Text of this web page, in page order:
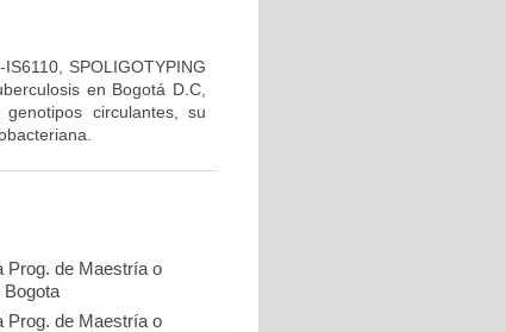
SPOLIGOTYPING
en Bogotá D.C,
circulantes, su
Prog. de Maestría o
Bogota
Prog. de Maestría o